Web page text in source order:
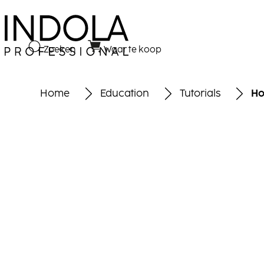
Zoeken Waar te koop
Home Education Tutorials